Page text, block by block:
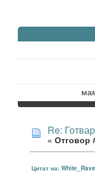
Re:
« Отговор
Цитат на: